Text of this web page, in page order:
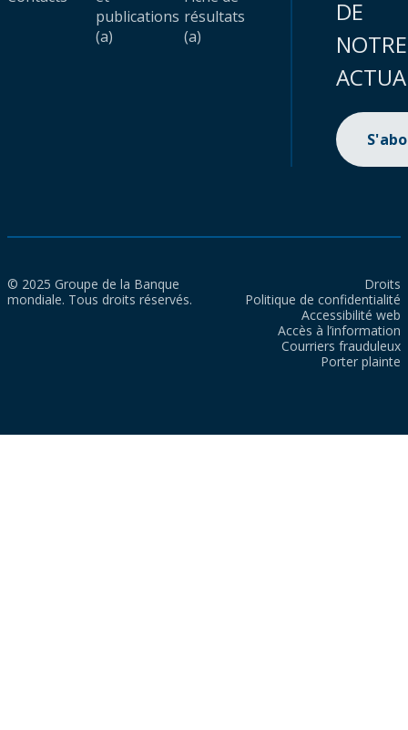
publications
(a)
résultats
(a)
DE
NOTRE
© 2025 Groupe de la Banque
mondiale. Tous droits réservés.
Droits
Politique de confidentialité
Accessibilité web
Accès à l’information
Courriers frauduleux
Porter plainte